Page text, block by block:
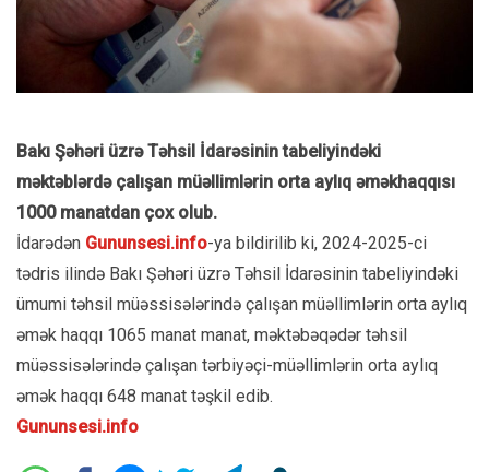
Bakı Şəhəri üzrə Təhsil İdarəsinin tabeliyindəki
məktəblərdə çalışan müəllimlərin orta aylıq əməkhaqqısı
1000 manatdan çox olub.
İdarədən Gununsesi.info-ya bildirilib ki, 2024-2025-ci
tədris ilində Bakı Şəhəri üzrə Təhsil İdarəsinin tabeliyindəki
ümumi təhsil müəssisələrində çalışan müəllimlərin orta aylıq
əmək haqqı 1065 manat manat, məktəbəqədər təhsil
müəssisələrində çalışan tərbiyəçi-müəllimlərin orta aylıq
əmək haqqı 648 manat təşkil edib.
Gununsesi.info